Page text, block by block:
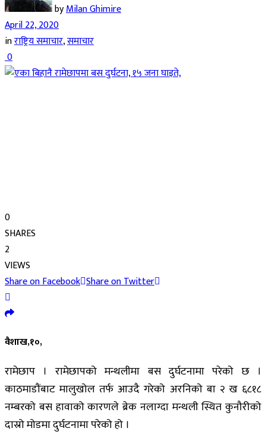
byMilan Ghimire
April 22, 2020
inराष्ट्रिय समाचार,समाचार
0
0
SHARES
2
VIEWS
Share on Facebook Share on Twitter
वैशाख,१०,
रामेछाप । रामेछापको मन्थलीमा बस दुर्घटनामा परेको छ ।
काठमाडौंबाट मालुखोल तर्फ आउदै गरेको अरनिको बा २ ख ६८१८
नम्बरको बस हावाको कारणले ब्रेक नलाग्दा मन्थली स्थित कुनौरीको
दास्रो मोडमा दुर्घटनामा परेको हो ।